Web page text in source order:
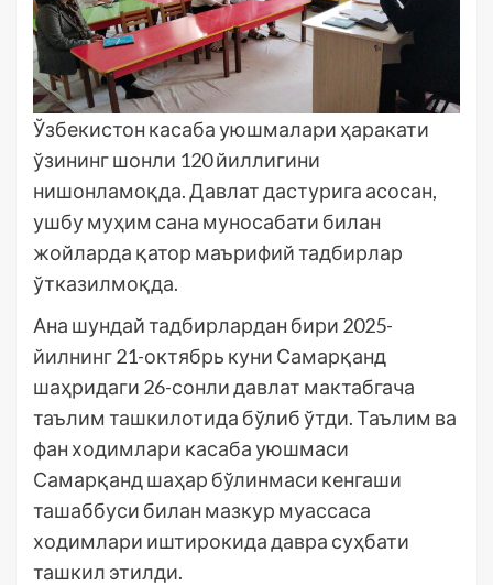
Ўзбекистон касаба уюшмалари ҳаракати
ўзининг шонли 120 йиллигини
нишонламоқда. Давлат дастурига асосан,
ушбу муҳим сана муносабати билан
жойларда қатор маърифий тадбирлар
ўтказилмоқда.
Ана шундай тадбирлардан бири 2025-
йилнинг 21-октябрь куни Самарқанд
шаҳридаги 26-сонли давлат мактабгача
таълим ташкилотида бўлиб ўтди. Таълим ва
фан ходимлари касаба уюшмаси
Самарқанд шаҳар бўлинмаси кенгаши
ташаббуси билан мазкур муассаса
ходимлари иштирокида давра суҳбати
ташкил этилди.